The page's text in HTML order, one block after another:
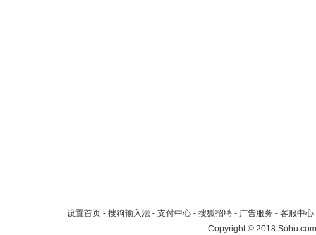
设置首页 - 搜狗输入法 - 支付中心 - 搜狐招聘 - 广告服务 - 客服中心
Copyright©2018